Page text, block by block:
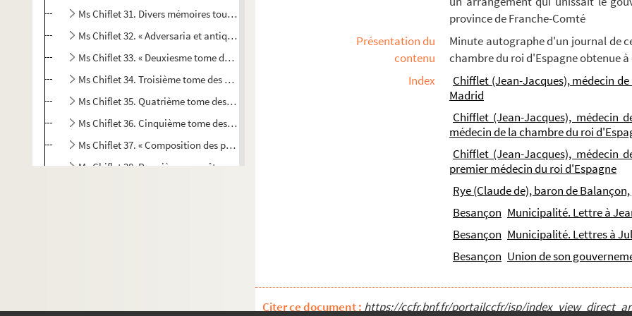
Ms Chiflet 31. Divers mémoires touchant le concile de Trente
Ms Chiflet 32. « Adversaria et antiquariae. Tomus I. »
Ms Chiflet 33. « Deuxiesme tome des Recès et papiers concernans les Estats généraux du comté de Bourgongne, recueil...
Ms Chiflet 34. Troisième tome des « Recès et papiers concernant les Estats généraux du comté de Bourgongne... » (15...
Ms Chiflet 35. Quatrième tome des « Recès des Estats de la Franche-Comté de Bourgongne », recueillis par Jules Chif...
Ms Chiflet 36. Cinquième tome des « Recès et papiers des Estats généraux de la Franche-Comté de Bourgongne, sur la ...
Ms Chiflet 37. « Composition des papiers concernans les Estats de la comté de Bourgongne »
Ms Chiflet 38. Première conquête de la Franche-Comté par la France et situation de la province dans l'intervalle de...
Ms Chiflet 39. Gouvernement de la Franche-Comté et négociations avec les Suisses pour assurer la neutralité de cett...
Ms Chiflet 40. « Formulaire de dépesches concernans la comté de Bourgongne, commencé par Estienne Delesmes, depuis ...
Ms Chiflet 41. « Abrégé du grand inventaire des chartes du comté de Bourgongne, raccourci par messire Jean Boyvin, ...
province de Franche-Comté
Présentation du
contenu
Minute autographe d'un journal de
chambre du roi d'Espagne obtenue
Index
Chifflet (Jean-Jacques), médecin
Madrid
Chifflet (Jean-Jacques), médecin
médecin de la chambre du roi
Chifflet (Jean-Jacques), médecin
premier médecin du roi d'Espagne
Rye (Claude de), baron de
Besançon Municipalité. Lettre à
Besançon Municipalité. Lettres à
Besançon Union de son
Citer ce document : https://ccfr.bnf.fr/portailccfr/jsp/